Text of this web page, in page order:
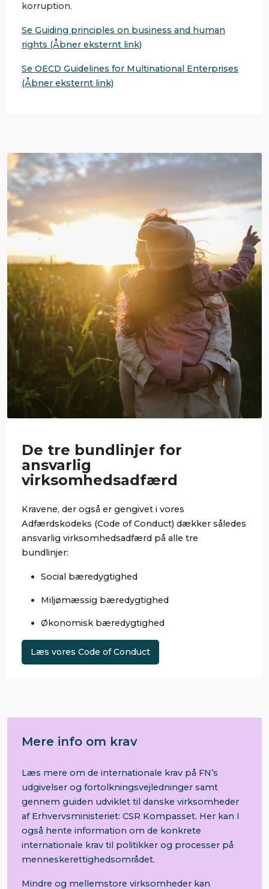
korruption.
Se Guiding principles on business and human
rights (Åbner eksternt link)
Se OECD Guidelines for Multinational Enterprises
(Åbner eksternt link)
De tre bundlinjer for
ansvarlig
virksomhedsadfærd
Kravene, der også er gengivet i vores
Adfærdskodeks (Code of Conduct) dækker således
ansvarlig virksomhedsadfærd på alle tre
bundlinjer:
Social bæredygtighed
Miljømæssig bæredygtighed
Økonomisk bæredygtighed
Læs vores Code of Conduct
Mere info om krav
Læs mere om de internationale krav på FN’s
udgivelser og fortolkningsvejledninger samt
gennem guiden udviklet til danske virksomheder
af Erhvervsministeriet: CSR Kompasset. Her kan I
også hente information om de konkrete
internationale krav til politikker og processer på
menneskerettighedsområdet.
Mindre og mellemstore virksomheder kan